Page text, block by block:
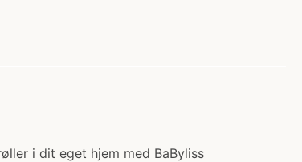
i dit eget hjem med BaByliss